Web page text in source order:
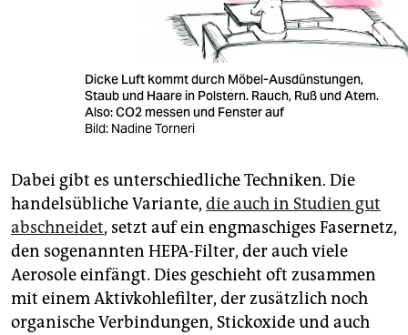
Dicke Luft kommt durch Möbel-Ausdünstungen,
Staub und Haare in Polstern. Rauch, Ruß und Atem.
Also: CO2 messen und Fenster auf
Bild: Nadine Torneri
Dabei gibt es unterschiedliche Techniken. Die
handelsübliche Variante, die auch in Studien gut
abschneidet, setzt auf ein engmaschiges Fasernetz,
den sogenannten HEPA-Filter, der auch viele
Aerosole einfängt. Dies geschieht oft zusammen
mit einem Aktivkohlefilter, der zusätzlich noch
organische Verbindungen, Stickoxide und auch